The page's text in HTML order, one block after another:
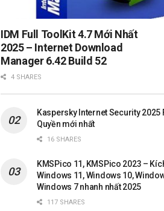
IDM Full ToolKit 4.7 Mới Nhất
2025 – Internet Download
Manager 6.42 Build 52
4 SHARES
Kaspersky Internet Security 2025
Quyền mới nhất
16 SHARES
KMSPico 11, KMSPico 2023 –
Windows 11, Windows 10,
Windows 7 nhanh nhất 2025
117 SHARES